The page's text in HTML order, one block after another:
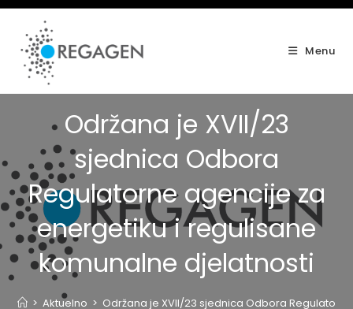
Skip
content
Menu
Održana je XVII/23
sjednica Odbora
Regulatorne agencije za
energetiku i regulisane
komunalne djelatnosti
> Aktuelno > Održana je XVII/23 sjednica Odbora